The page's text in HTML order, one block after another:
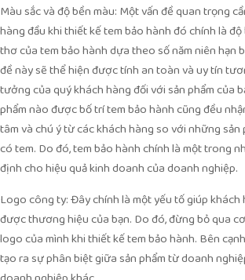
Màu sắc và độ bền màu: Một vấn đề quan trọng
hàng đầu khi thiết kế tem bảo hành đó chính là
thơ của tem bảo hành dựa theo số năm niên hạn
đề này sẽ thể hiện được tính an toàn và uy tín
tưởng của quý khách hàng đối với sản phẩm của
phẩm nào được bố trí tem bảo hành cũng đều
tâm và chú ý từ các khách hàng so với những
có tem. Do đó, tem bảo hành chính là một trong
định cho hiệu quả kinh doanh của doanh nghiệp.
Logo công ty: Đây chính là một yếu tố giúp
được thương hiệu của bạn. Do đó, đừng bỏ qua
logo của mình khi thiết kế tem bảo hành. Bên
tạo ra sự phân biệt giữa sản phẩm từ doanh